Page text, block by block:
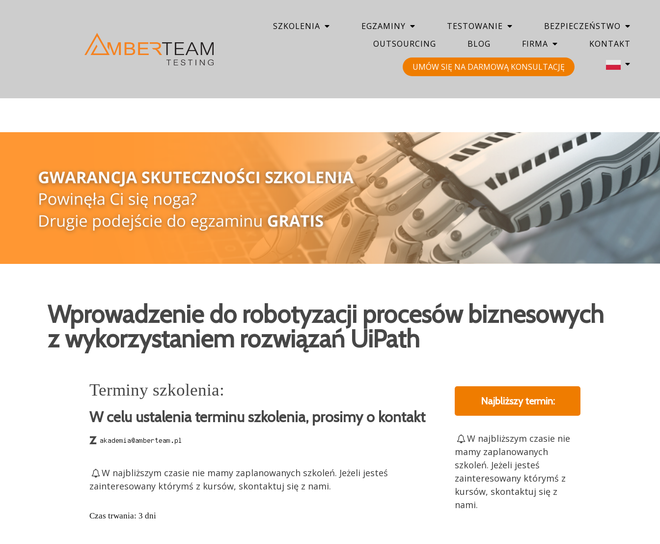
SZKOLENIA EGZAMINY TESTOWANIE
BEZPIECZEŃSTWO
OUTSOURCING
BLOG FIRMA KONTAKT
UMÓW SIĘ NA DARMOWĄ KONSULTACJĘ
Wprowadzenie do robotyzacji procesów biznesowych
z wykorzystaniem rozwiązań UiPath
Terminy szkolenia:
W celu ustalenia terminu szkolenia, prosimy o kontakt
z
W najbliższym czasie nie mamy zaplanowanych szkoleń. Jeżeli jesteś
zainteresowany którymś z kursów, skontaktuj się z nami.
Czas trwania: 3 dni
Najbliższy termin:
W najbliższym czasie nie
mamy zaplanowanych
szkoleń. Jeżeli jesteś
zainteresowany którymś z
kursów, skontaktuj się z
nami.